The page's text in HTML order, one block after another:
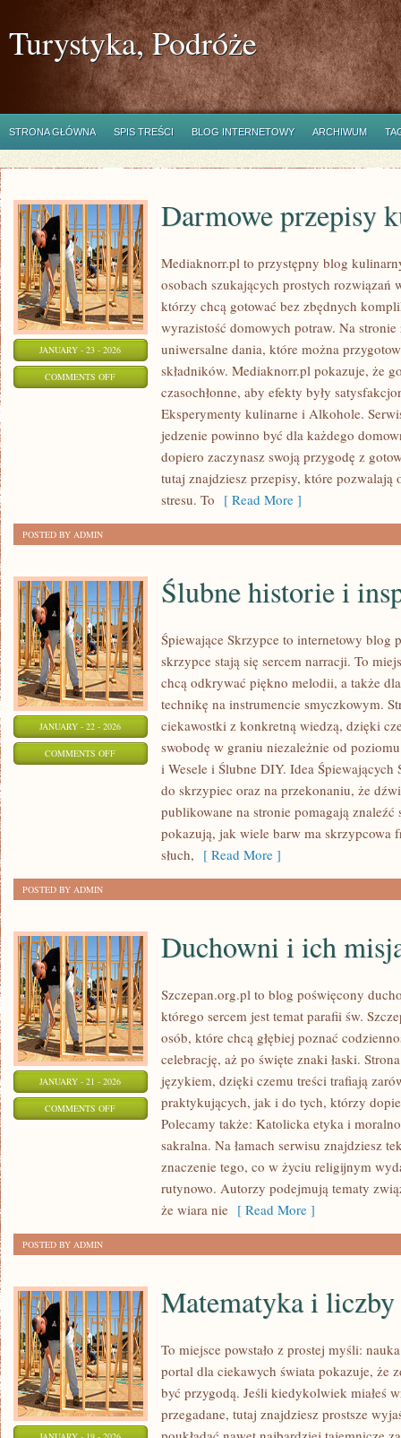
Turystyka, Podróże
STRONA GŁÓWNA SPIS TREŚCI BLOG INTERNETOWY ARCHIWUM
JANUARY - 23 - 2026
COMMENTS OFFON
KULINARNE
Darmowe przepisy
Mediaknorr.pl to przystępny blog
osobach szukających prostych rozwiązań
którzy chcą gotować bez zbędnych
wyrazistość domowych potraw. Na
uniwersalne dania, które można
składników. Mediaknorr.pl pokazuje, że
czasochłonne, aby efekty były
Eksperymenty kulinarne i Alkohole.
jedzenie powinno być dla każdego
dopiero zaczynasz swoją przygodę z
tutaj znajdziesz przepisy, które pozwalają
stresu. To [ Read More ]
POSTED BY ADMIN
JANUARY - 22 - 2026
COMMENTS OFFON
INSPIRACJE
Ślubne historie i
Śpiewające Skrzypce to internetowy blog
skrzypce stają się sercem narracji. To
chcą odkrywać piękno melodii, a także
technikę na instrumencie smyczkowym.
ciekawostki z konkretną wiedzą, dzięki
swobodę w graniu niezależnie od
i Wesele i Ślubne DIY. Idea Śpiewających
do skrzypiec oraz na przekonaniu, że
publikowane na stronie pomagają
pokazują, jak wiele barw ma skrzypcowa
słuch, [ Read More ]
POSTED BY ADMIN
JANUARY - 21 - 2026
COMMENTS OFFON
DUCHOWNI
Duchowni i ich
Szczepan.org.pl to blog poświęcony
którego sercem jest temat parafii św.
osób, które chcą głębiej poznać
celebrację, aż po święte znaki łaski.
językiem, dzięki czemu treści trafiają
praktykujących, jak i do tych, którzy
Polecamy także: Katolicka etyka i
sakralna. Na łamach serwisu znajdziesz
znaczenie tego, co w życiu religijnym
rutynowo. Autorzy podejmują tematy
że wiara nie [ Read More ]
POSTED BY ADMIN
Matematyka i liczby
To miejsce powstało z prostej myśli:
portal dla ciekawych świata pokazuje, że
być przygodą. Jeśli kiedykolwiek miałeś
przegadane, tutaj znajdziesz prostsze